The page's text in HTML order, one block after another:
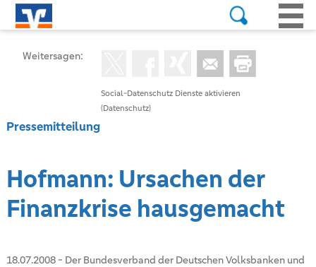
Social-Datenschutz Dienste aktivieren
(Datenschutz)
Weitersagen:
Pressemitteilung
Hofmann: Ursachen der
Finanzkrise hausgemacht
18.07.2008- Der Bundesverband der Deutschen Volksbanken und